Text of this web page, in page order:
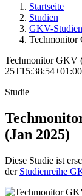
Startseite
Studien
GKV-Studien
Techmonitor
Techmonitor GKV
25T15:38:54+01:00
Studie
(Jan 2025)
Diese Studie ist
der Studienreihe